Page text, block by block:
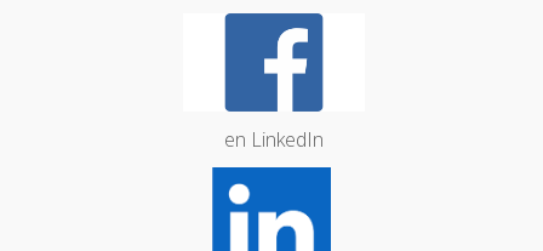
en LinkedIn